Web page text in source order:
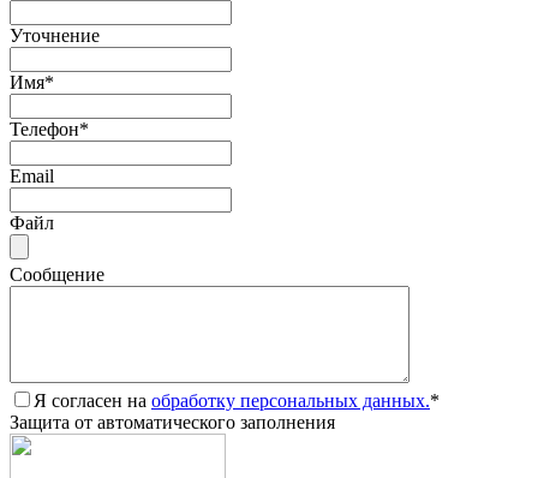
Уточнение
Имя*
Телефон*
Email
Файл
Сообщение
Я согласен на обработку персональных данных.*
Защита от автоматического заполнения